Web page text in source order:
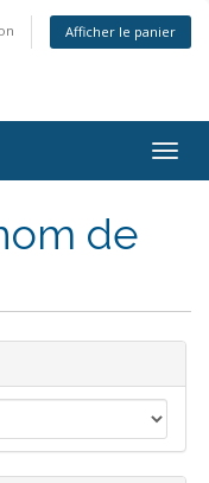
Afficher le panier
la
de